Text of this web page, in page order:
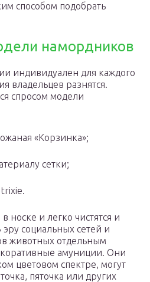
способом подобрать
намордников
индивидуален для каждого
владельцев разнятся.
спросом модели
«Корзинка»;
сетки;
носке и легко чистятся и
социальных сетей и
животных отдельным
амуниции. Они
цветовом спектре, могут
пяточка или других